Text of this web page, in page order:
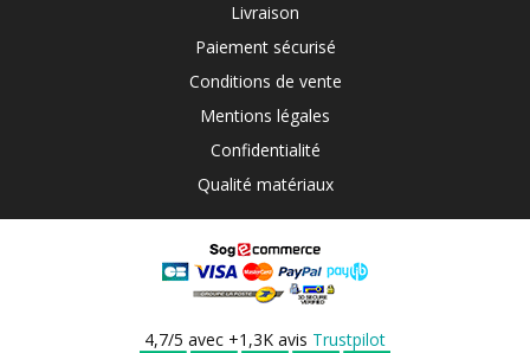
Livraison
Paiement sécurisé
Conditions de vente
Mentions légales
Confidentialité
Qualité matériaux
4,7/5 avec +1,3K avis Trustpilot